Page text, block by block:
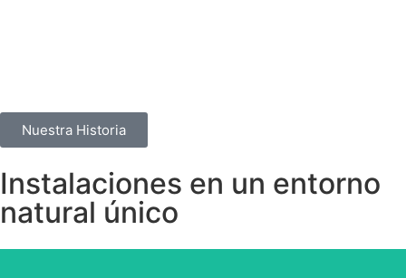
Nuestra Historia
Instalaciones en un entorno
natural único